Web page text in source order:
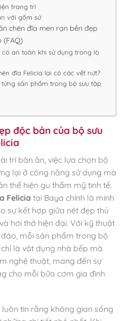
trang trí
với gốm sứ
chén đĩa men rạn bền đẹp
(FAQ)
có an toàn khi sử dụng trong lò
đĩa Felicia lại có các vết nứt?
sản phẩm trong bộ sưu tập
độc bản của bộ sưu
trí bàn ăn, việc lựa chọn bộ
lại ở công năng sử dụng mà
thể hiện gu thẩm mỹ tinh tế.
Felicia tại Baya chính là minh
sự kết hợp giữa nét đẹp thủ
hơi thở hiện đại. Với kỹ thuật
mỗi sản phẩm trong bộ
là vật dụng nhà bếp mà
nghệ thuật, mang đến sự
cho mỗi bữa cơm gia đình
luôn tin rằng không gian sống